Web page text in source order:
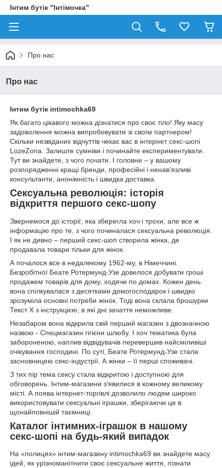
Інтим бутік "Інтімочка"
Про нас
Про нас
Інтим бутік intimochka69
Як багато цікавого можна дізнатися про своє тіло! Яку масу
задоволення можна випробовувати зі своїм партнером!
Скільки незвіданих відчуттів чекає вас в інтернет секс-шопі
LozeZona. Залиште сумніви і починайте експериментувати.
Тут ви знайдете, з чого почати. І головне – у вашому
розпорядженні кращі бренди, професійні і ненав'язливі
консультанти, анонімність і швидка доставка.
Сексуальна революція: історія
відкриття першого секс-шопу
Звернемося до історії, яка зберегла хоч і трохи, але все ж
інформацію про те, з чого починалася сексуальна революція.
І як не дивно – перший секс-шоп створила жінка, де
продавала товари тільки для жінок.
А почалося все в недалекому 1962-му, в Німеччині.
Безробітної Беате Ротермунд-Узе довелося добувати гроші
продажем товарів для дому, ходячи по домах. Кожен день
вона спілкувалася з десятками домогосподарок і швидко
зрозуміла основні потреби жінок. Тоді вона склала брошурки
Текст X з інструкцією, в які дні зачаття неможливе.
Незабаром вона відкрила свій перший магазин з двозначною
назвою - Спецмагазин гігієни шлюбу. І хоч тематика була
забороненою, наплив відвідувачів перевершив найсміливіші
очікування господині. По суті, Беате Ротермунд-Узе стала
засновницею секс-індустрії. А жінки – її перші споживачі.
З тих пір тема сексу стала відкритою і доступною для
обговорень. Інтим-магазини з'явилися в кожному великому
місті. А поява інтернет-торгівлі дозволило людям широко
використовувати сексуальні іграшки, зберігаючи це в
щонайповнішій таємниці.
Каталог інтимних-іграшок в нашому
секс-шопі на будь-який випадок
На «полицях» інтим-магазину intimochka69 ви знайдете масу
ідей, як урізноманітнити своє сексуальне життя, пізнати